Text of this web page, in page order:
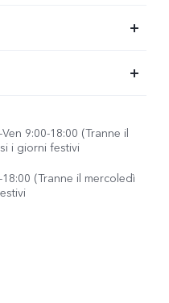
9:00-18:00 (Tranne il
i giorni festivi
(Tranne il mercoledì